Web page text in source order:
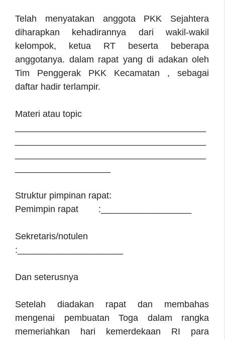
Telah menyatakan anggota PKK Sejahtera
diharapkan kehadirannya dari wakil-wakil
kelompok, ketua RT beserta beberapa
anggotanya. dalam rapat yang di adakan oleh
Tim Penggerak PKK Kecamatan , sebagai
daftar hadir terlampir.
Materi atau topic
Struktur pimpinan rapat:
Pemimpin rapat :__________________
Sekretaris/notulen
:_____________________
Dan seterusnya
Setelah diadakan rapat dan membahas
mengenai pembuatan Toga dalam rangka
memeriahkan hari kemerdekaan RI para